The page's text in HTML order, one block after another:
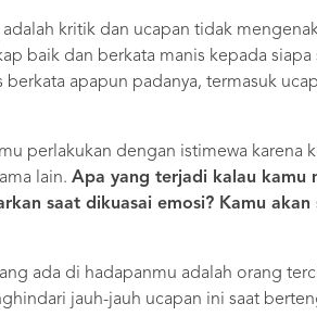
kritik dan ucapan tidak
baik dan berkata manis kepada siapa
apapun padanya, termasuk
perlakukan dengan istimewa karena
lain. Apa yang terjadi kalau kamu
saat dikuasai emosi? Kamu akan
ada di hadapanmu adalah orang
jauh-jauh ucapan ini saat